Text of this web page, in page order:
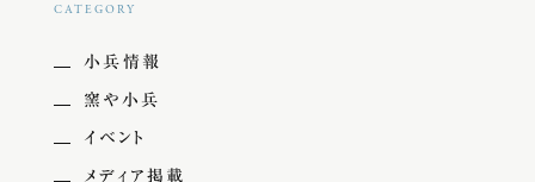
CATEGORY
小兵情報
窯や小兵
イベント
メディア掲載